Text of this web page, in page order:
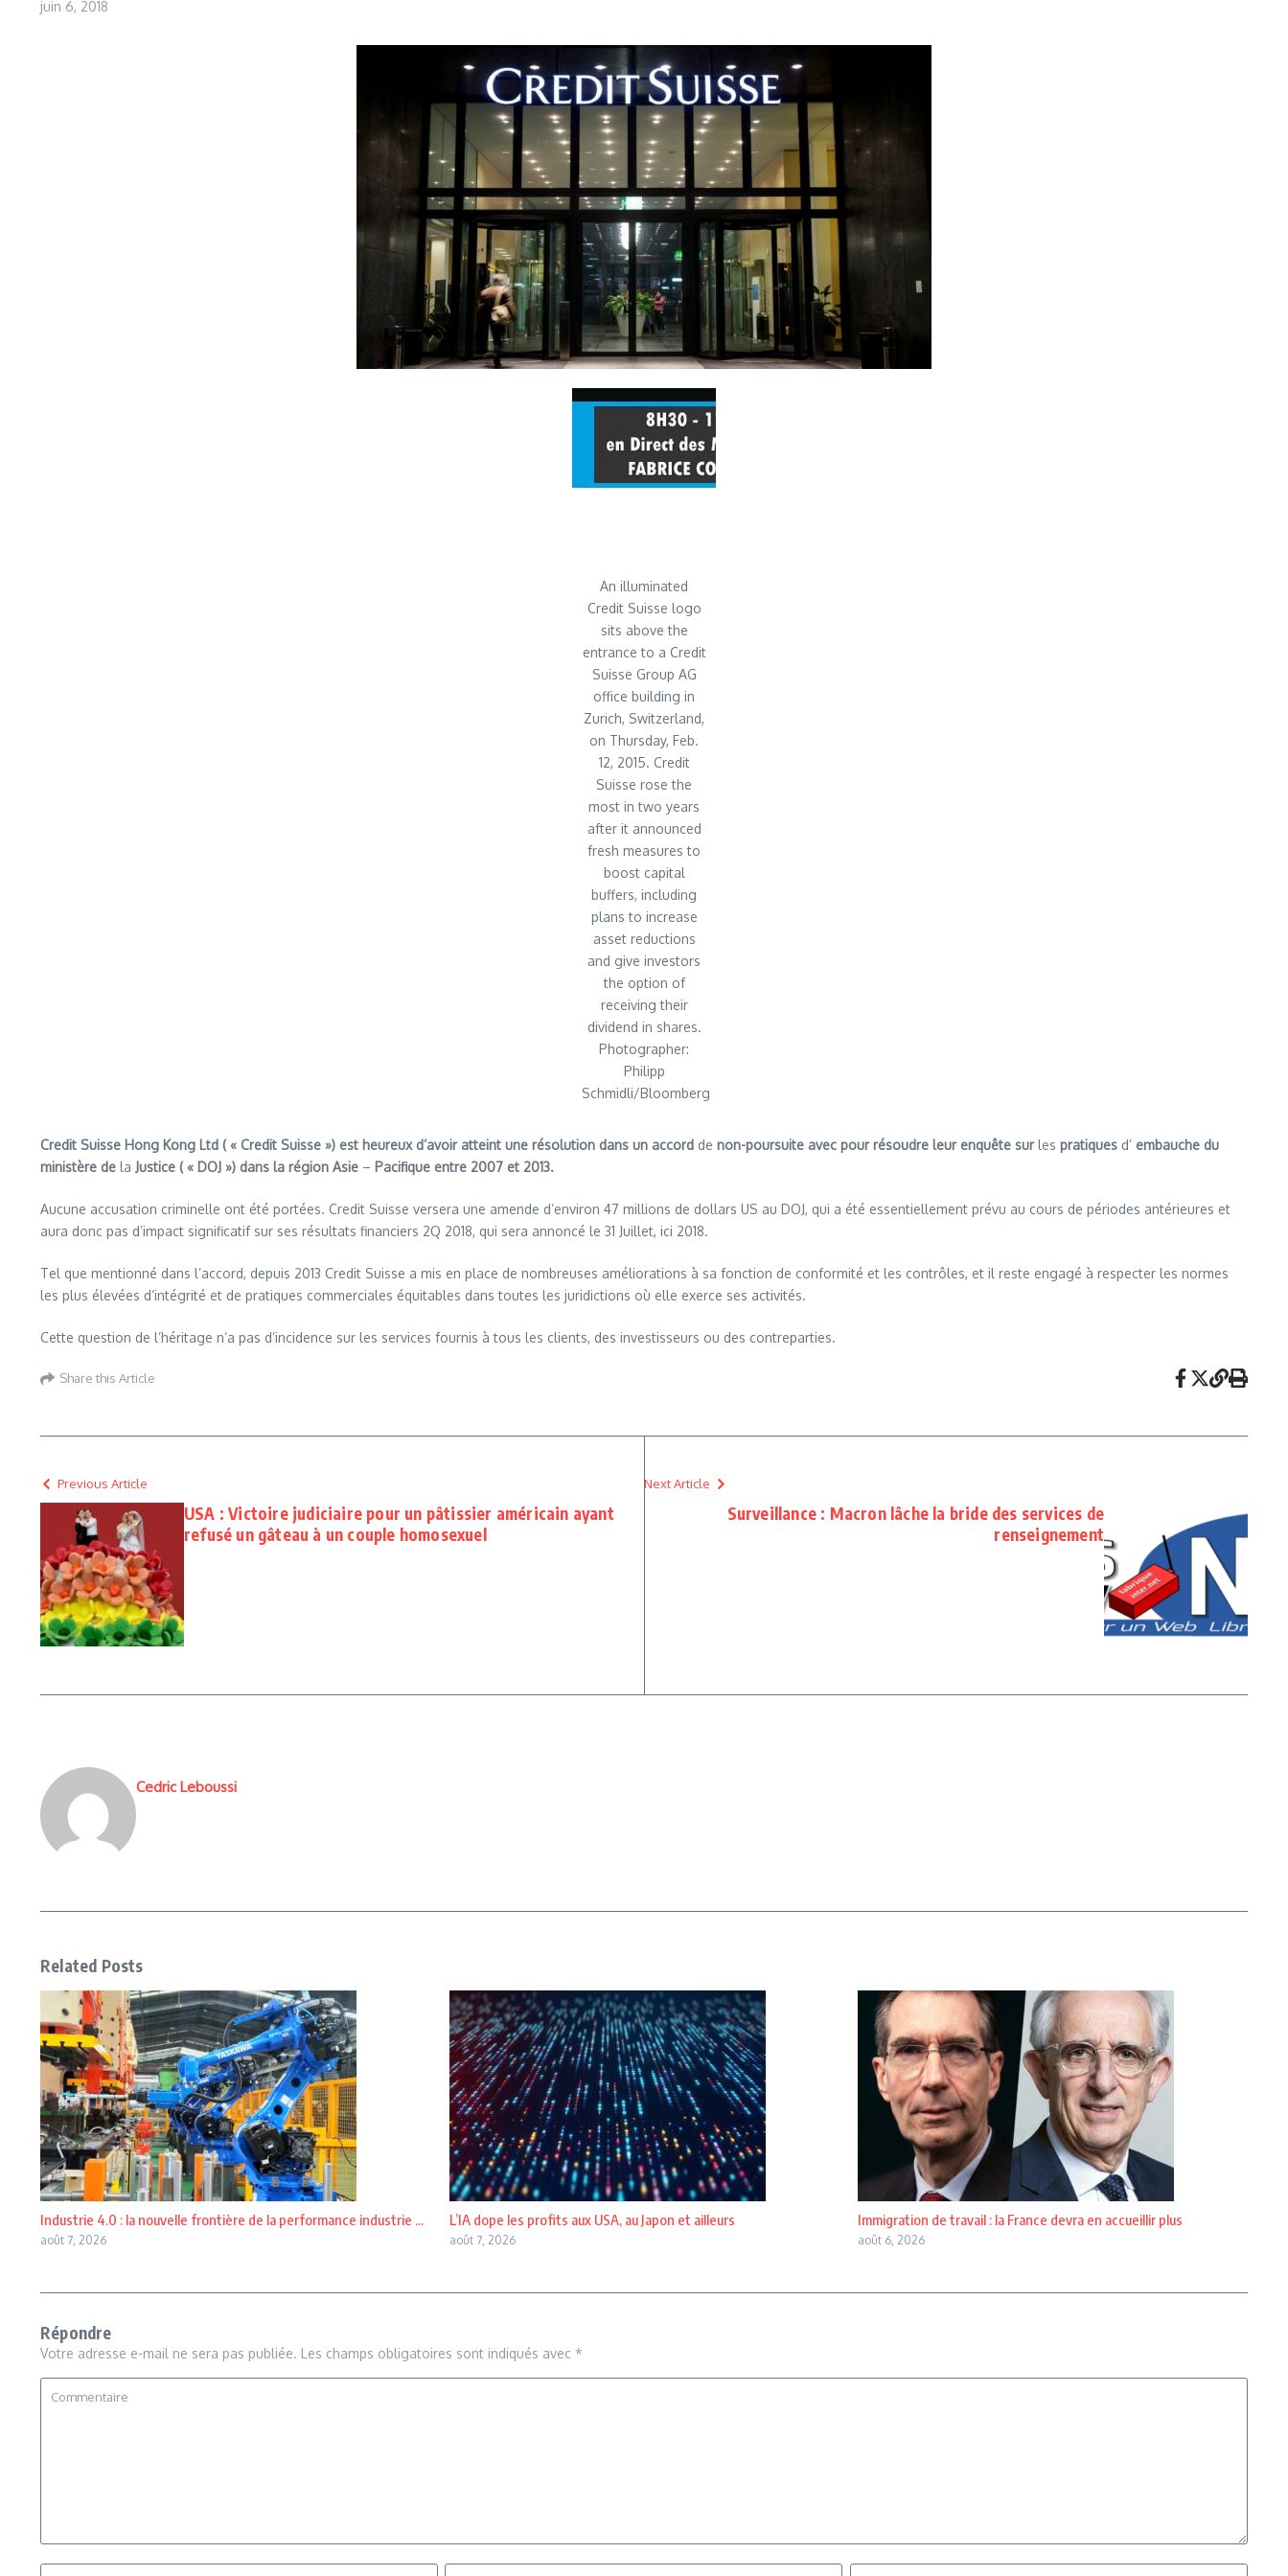
juin 6, 2018
An illuminated
Credit Suisse logo
sits above the
entrance to a Credit
Suisse Group AG
office building in
Zurich, Switzerland,
on Thursday, Feb.
12, 2015. Credit
Suisse rose the
most in two years
after it announced
fresh measures to
boost capital
buffers, including
plans to increase
asset reductions
and give investors
the option of
receiving their
dividend in shares.
Photographer:
Philipp
Schmidli/Bloomberg
Credit Suisse Hong Kong Ltd ( « Credit Suisse ») est heureux d’avoir atteint une résolution dans un accord de non-poursuite avec pour résoudre leur enquête surles pratiques d’ embauche du
ministère de la Justice ( « DOJ ») dans la région Asie – Pacifique entre 2007 et 2013.
Aucune accusation criminelle ont été portées. Credit Suisse versera une amende d’environ 47 millions de dollars US au DOJ, qui a été essentiellement prévu au cours de périodes antérieures et
aura donc pas d’impact significatif sur ses résultats financiers 2Q 2018, qui sera annoncé le 31 Juillet, ici 2018.
Tel que mentionné dans l’accord, depuis 2013 Credit Suisse a mis en place de nombreuses améliorations à sa fonction de conformité et les contrôles, et il reste engagé à respecter les normes
les plus élevées d’intégrité et de pratiques commerciales équitables dans toutes les juridictions où elle exerce ses activités.
Cette question de l’héritage n’a pas d’incidence sur les services fournis à tous les clients, des investisseurs ou des contreparties.
Share this Article
Previous Article
USA : Victoire judiciaire pour un pâtissier américain ayant
refusé un gâteau à un couple homosexuel
Next Article
Surveillance : Macron lâche la bride des services de
renseignement
Cedric Leboussi
Related Posts
Industrie 4.0 : la nouvelle frontière de la performance industrie ...
août 7, 2026
L’IA dope les profits aux USA, au Japon et ailleurs
août 7, 2026
Immigration de travail : la France devra en accueillir plus
août 6, 2026
Répondre
Votre adresse e-mail ne sera pas publiée. Les champs obligatoires sont indiqués avec *